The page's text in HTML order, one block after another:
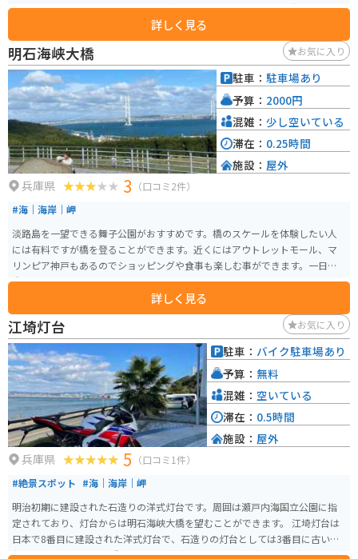
まっています。ホテルもあります。 少し行くと開眼もあり夏場は海開きもし
ています。時折テントで寝泊まりしている人も。明石海峡大橋を真下から見
上げることもできます。
詳しく見る
明石海峡大橋 お気に入り
兵庫県 3 （口コミ2件）
#海｜海岸｜岬
淡路島を一望できる舞子公園がおすすめです。橋のスケールを体験したい人
には有料ですが橋を登ることができます。近くにはアウトレットモール、マ
リンピア神戸もあるのでショッピングや食事も楽しむ事ができます。一日中
遊べます。
詳しく見る
駐車： 駐車場あり
予算： 2000円
混雑： 少し空いている
滞在： 0.25時間
施設： 屋外
江埼灯台 お気に入り
兵庫県 5 （口コミ1件）
#絶景スポット #海｜海岸｜岬
明治初期に建設された石造りの洋式灯台です。周囲は瀬戸内海国立公園に指
定されており、灯台からは明石海峡大橋を望むことができます。 江埼灯台は
日本で8番目に建設された洋式灯台で、石造りの灯台としては3番目に古い灯
台です。2022年に国の重要文化財に指定されました。灯台は明治時代のまま
駐車： バイク駐車場あり
予算： 無料
混雑： 空いている
滞在： 0.5時間
施設： 屋外